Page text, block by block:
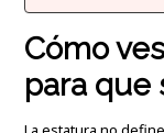
Cómo
para que